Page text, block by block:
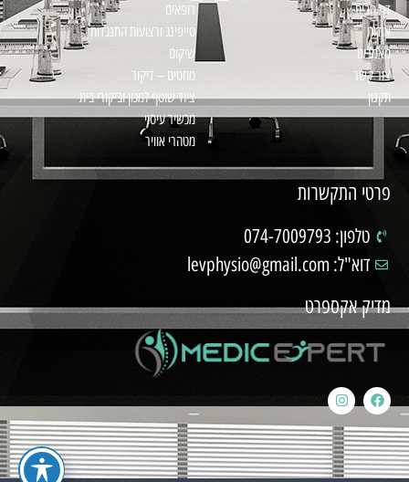
דף הבית
אודות
מאמרים
צור קשר
תקנון
רופאים
טייפינג ורצועות התנגדות
שיקום
מחטים – דיקור
ציוד שוטף למכון וביקורי בית
מכשיר עיסוי
מטהרי אוויר
פרטי התקשרות
טלפון: 074-7009793
דוא"ל: levphysio@gmail.com
מדיק אקספרט